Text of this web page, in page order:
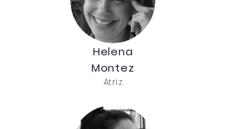
Helena
Montez
Atriz